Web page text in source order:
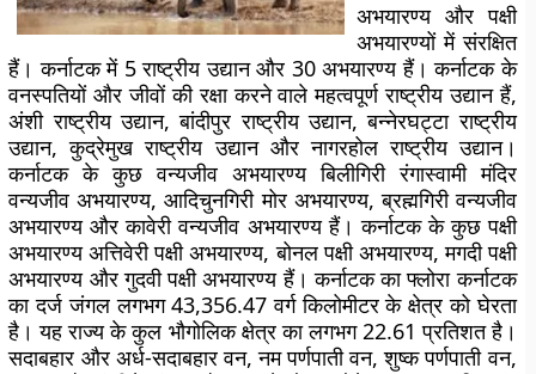
अभयारण्य और पक्षी
अभयारण्यों में संरक्षित
हैं। कर्नाटक में 5 राष्ट्रीय उद्यान और 30 अभयारण्य हैं। कर्नाटक के
वनस्पतियों और जीवों की रक्षा करने वाले महत्वपूर्ण राष्ट्रीय उद्यान हैं,
अंशी राष्ट्रीय उद्यान, बांदीपुर राष्ट्रीय उद्यान, बन्नेरघट्टा राष्ट्रीय
उद्यान, कुद्रेमुख राष्ट्रीय उद्यान और नागरहोल राष्ट्रीय उद्यान।
कर्नाटक के कुछ वन्यजीव अभयारण्य बिलीगिरी रंगास्वामी मंदिर
वन्यजीव अभयारण्य, आदिचुनगिरी मोर अभयारण्य, ब्रह्मगिरी वन्यजीव
अभयारण्य और कावेरी वन्यजीव अभयारण्य हैं। कर्नाटक के कुछ पक्षी
अभयारण्य अत्तिवेरी पक्षी अभयारण्य, बोनल पक्षी अभयारण्य, मगदी पक्षी
अभयारण्य और गुदवी पक्षी अभयारण्य हैं। कर्नाटक का फ्लोरा कर्नाटक
का दर्ज जंगल लगभग 43,356.47 वर्ग किलोमीटर के क्षेत्र को घेरता
है। यह राज्य के कुल भौगोलिक क्षेत्र का लगभग 22.61 प्रतिशत है।
सदाबहार और अर्ध-सदाबहार वन, नम पर्णपाती वन, शुष्क पर्णपाती वन,